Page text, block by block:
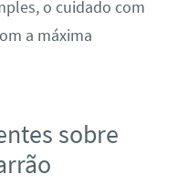
o cuidado com
a máxima
sobre